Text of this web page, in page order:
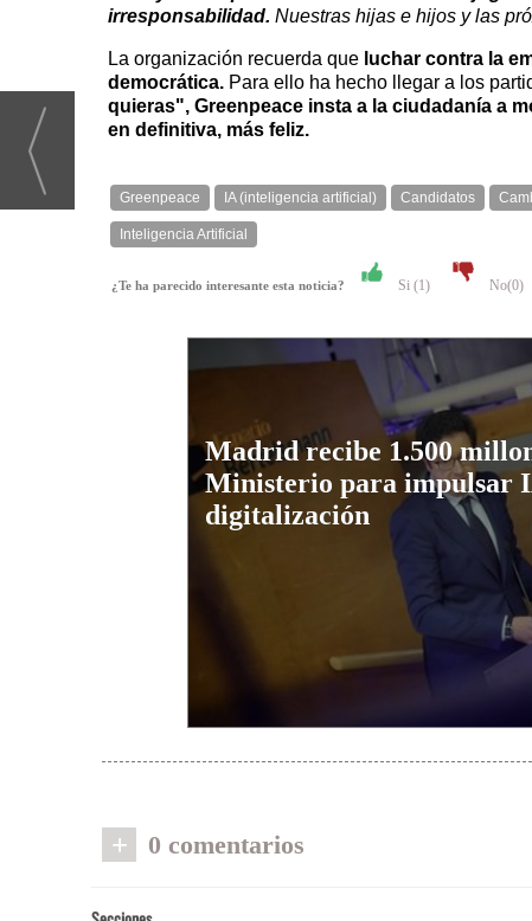
irresponsabilidad. Nuestras hijas e hijos y las
La organización recuerda que luchar contra la
democrática. Para ello ha hecho llegar a los
quieras", Greenpeace insta a la ciudadanía a
en definitiva, más feliz.
Greenpeace IA (inteligencia artificial) Candidatos
Inteligencia Artificial
¿Te ha parecido interesante esta noticia? Si (1) No(0)
Madrid recibe 1.500
Ministerio para impulsar
digitalización
+ 0 comentarios